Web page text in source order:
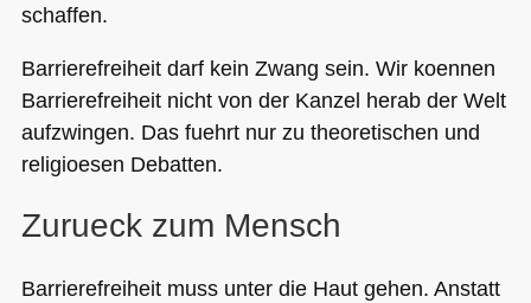
schaffen.
Barrierefreiheit darf kein Zwang sein. Wir koennen
Barrierefreiheit nicht von der Kanzel herab der Welt
aufzwingen. Das fuehrt nur zu theoretischen und
religioesen Debatten.
Zurueck zum Mensch
Barrierefreiheit muss unter die Haut gehen. Anstatt